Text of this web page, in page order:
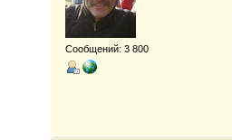
Сообщений: 3 800